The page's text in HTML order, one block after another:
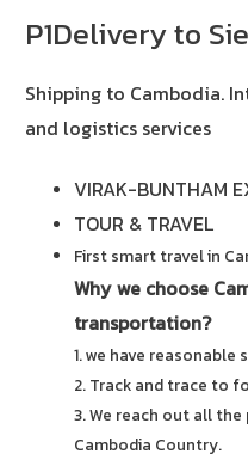
P1Delivery to
Shipping to Cambodia.
and logistics services
VIRAK-BUNTHAM
TOUR & TRAVEL
First smart travel in
Why we choose
transportation?
1. we have
2. Track and trace to
3. We reach out all
Cambodia Country.